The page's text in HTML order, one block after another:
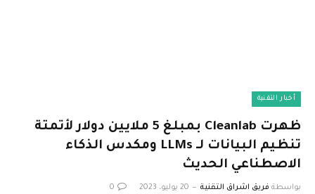
أخبار التقنية
ظهرت Cleanlab بمبلغ 5 ملايين دولار لأتمتة
تنظيم البيانات لـ LLMs ومكدس الذكاء
الاصطناعي الحديث
بواسطة فريق اشراق التقنية 20 يوليو، 2023 0